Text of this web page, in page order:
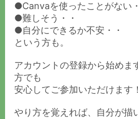
●Canvaを使ったことがない
●難しそう・・
●自分にできるか不安・・
という方も。
アカウントの登録から始めま
方でも
安心してご参加いただけます！
やり方を覚えれば、自分が描